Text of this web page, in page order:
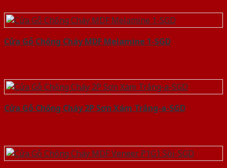
Cửa Gỗ Chống Cháy MDF Melamine 1-SGD
Cửa Gỗ Chống Cháy 2P Sơn Xám Trắng-a-SGD